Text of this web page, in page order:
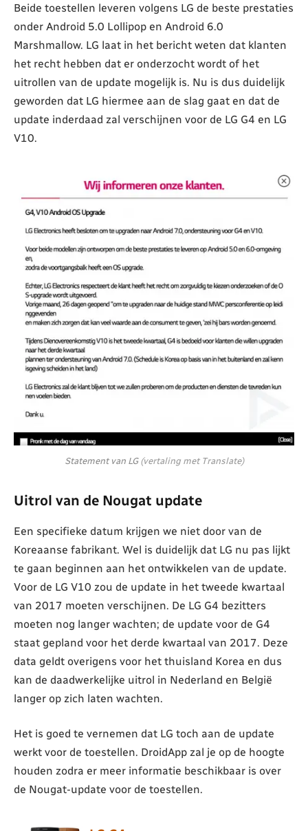
Beide toestellen leveren volgens LG de beste prestaties
onder Android 5.0 Lollipop en Android 6.0
Marshmallow. LG laat in het bericht weten dat klanten
het recht hebben dat er onderzocht wordt of het
uitrollen van de update mogelijk is. Nu is dus duidelijk
geworden dat LG hiermee aan de slag gaat en dat de
update inderdaad zal verschijnen voor de LG G4 en LG
V10.
Statement van LG (vertaling met Translate)
Uitrol van de Nougat update
Een specifieke datum krijgen we niet door van de
Koreaanse fabrikant. Wel is duidelijk dat LG nu pas lijkt
te gaan beginnen aan het ontwikkelen van de update.
Voor de LG V10 zou de update in het tweede kwartaal
van 2017 moeten verschijnen. De LG G4 bezitters
moeten nog langer wachten; de update voor de G4
staat gepland voor het derde kwartaal van 2017. Deze
data geldt overigens voor het thuisland Korea en dus
kan de daadwerkelijke uitrol in Nederland en België
langer op zich laten wachten.
Het is goed te vernemen dat LG toch aan de update
werkt voor de toestellen. DroidApp zal je op de hoogte
houden zodra er meer informatie beschikbaar is over
de Nougat-update voor de toestellen.